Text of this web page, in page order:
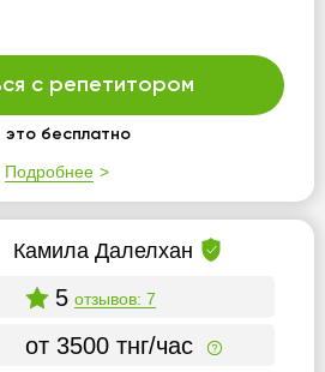
с репетитором
это бесплатно
Подробнее
Камила Далелхан
5 отзывов: 7
от 3500 тнг/час